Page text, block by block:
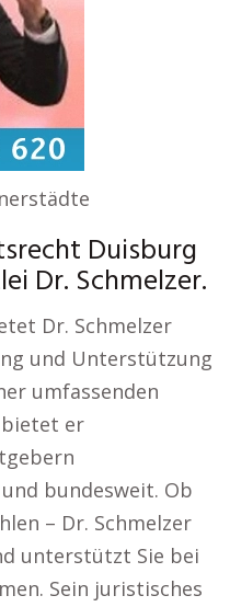
Duisburg
Dr. Schmelzer.
Dr. Schmelzer
und Unterstützung
umfassenden
bietet er
bundesweit. Ob
– Dr. Schmelzer
unterstützt Sie bei
Sein juristisches